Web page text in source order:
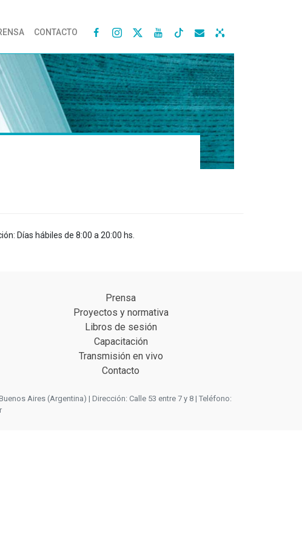
CONTACTO    
Días hábiles de 8:00 a 20:00 hs.
Prensa
Proyectos y normativa
Libros de sesión
Capacitación
Transmisión en vivo
Contacto
Aires (Argentina) | Dirección: Calle 53 entre 7 y 8 | Teléfono: